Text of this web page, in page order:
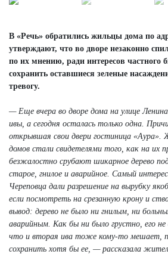
В «Речь» обратились жильцы дома по
утверждают, что во дворе незаконно
по их мнению, ради интересов частного
сохранить оставшиеся зеленые
тревогу.
— Еще вчера во дворе дома на улице
ивы, а сегодня осталась только одна.
открывшая свои двери гостиница «Аура».
домов стали свидетелями того, как на их
безжалостно срубают шикарное дерево
старое, гнилое и аварийное. Самый
Череповца дали разрешение на вырубку
если посмотреть на срезанную крону и
вывод: дерево не было ни гнилым, ни
аварийным. Как бы ни было грустно, его не
что и вторая ива тоже кому-то мешает,
сохранить хотя бы ее, — рассказала